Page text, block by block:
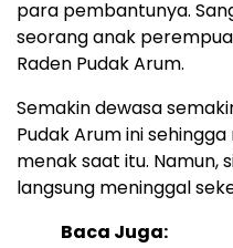
para pembantunya.
seorang anak
Raden Pudak Arum.
Semakin dewasa
Pudak Arum ini
menak saat itu. Namun,
langsung meninggal
Baca Juga: